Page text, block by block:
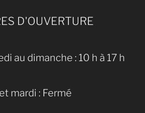
D'OUVERTURE
au dimanche : 10 h à 17 h
mardi : Fermé